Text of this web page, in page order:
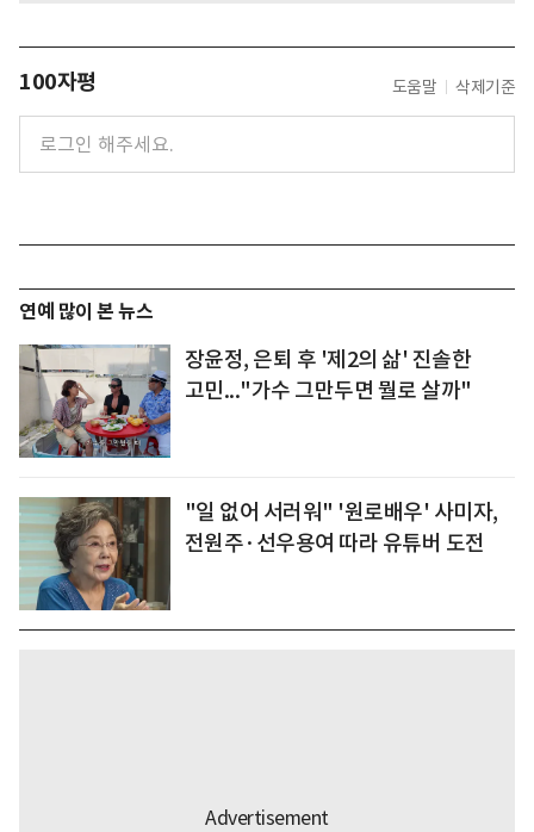
100자평 도움말 삭제기준
연예 많이 본 뉴스
장윤정, 은퇴 후 '제2의 삶' 진솔한
고민..."가수 그만두면 뭘로 살까"
"일 없어 서러워" '원로배우' 사미자,
전원주·선우용여 따라 유튜버 도전